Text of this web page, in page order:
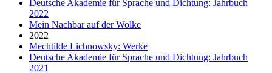
Deutsche Akademie für Sprache und Dichtung: Jahrbuch
2022
Mein Nachbar auf der Wolke
2022
Mechtilde Lichnowsky: Werke
Deutsche Akademie für Sprache und Dichtung: Jahrbuch
2021